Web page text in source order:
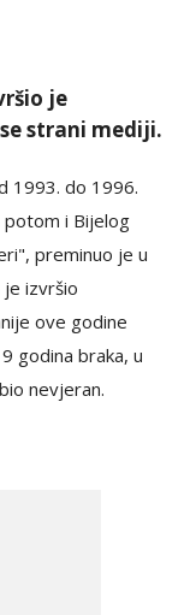
je
strani mediji.
1993. do 1996.
potom i Bijelog
preminuo je u
izvršio
ove godine
godina braka, u
nevjeran.